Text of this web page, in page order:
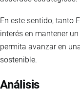
En este sentido, tanto
interés en mantener
permita avanzar en
sostenible.
Análisis